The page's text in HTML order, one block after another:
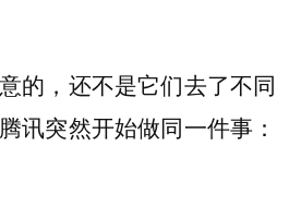
的，还不是它们去了不同
讯突然开始做同一件事：